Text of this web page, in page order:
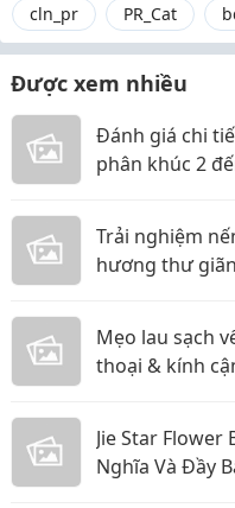
cln_pr
PR_Cat
Được xem nhiều
Đánh giá chi
phân khúc 2
Trải nghiệm
hương thư
Mẹo lau sạch
thoại & kính
Jie Star Flower
Nghĩa Và Đầy